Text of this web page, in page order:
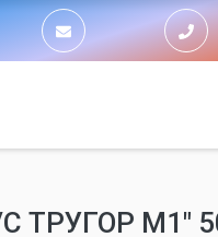
ТРУГОР М1"